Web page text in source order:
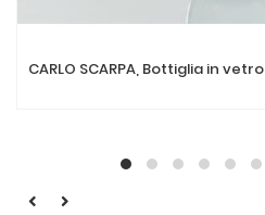
CARLO SCARPA, Bottiglia in vetro